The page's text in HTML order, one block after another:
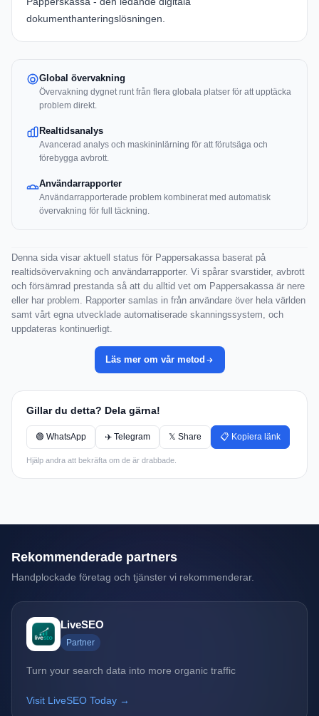
dokumenthanteringslösningen.
Global övervakning
Övervakning dygnet runt från flera globala platser för att upptäcka
problem direkt.
Realtidsanalys
Avancerad analys och maskininlärning för att förutsäga och
förebygga avbrott.
Användarrapporter
Användarrapporterade problem kombinerat med automatisk
övervakning för full täckning.
Denna sida visar aktuell status för Pappersakassa baserat på
realtidsövervakning och användarrapporter. Vi spårar svarstider, avbrott
och försämrad prestanda så att du alltid vet om Pappersakassa är nere
eller har problem. Rapporter samlas in från användare över hela världen
samt vårt egna utvecklade automatiserade skanningssystem, och
uppdateras kontinuerligt.
Läs mer om vår metod
Gillar du detta? Dela gärna!
🟢 WhatsApp ✈️ Telegram 𝕏 Share 📋 Kopiera länk
Hjälp andra att bekräfta om de är drabbade.
Rekommenderade partners
Handplockade företag och tjänster vi rekommenderar.
LiveSEO
Partner
Turn your search data into more organic traffic
Visit LiveSEO Today →